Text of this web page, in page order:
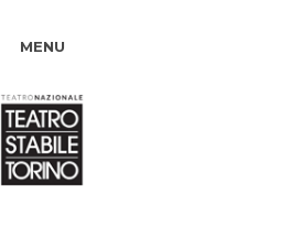
MENU